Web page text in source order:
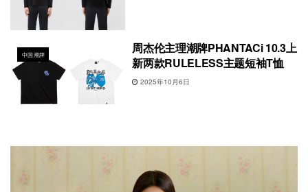
中国潮牌
周杰伦主理潮牌PHANTACi 10.3上
新两款RULELESS主题短袖T恤
2025年10月6日